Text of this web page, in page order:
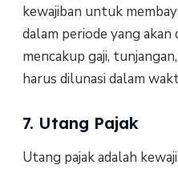
kewajiban untuk
dalam periode yang akan
mencakup gaji,
harus dilunasi dalam
7. Utang Pajak
Utang pajak adalah